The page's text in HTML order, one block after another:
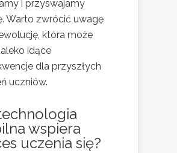
i przyswajamy
Warto zwrócić uwagę
która może
idące
dla przyszłych
uczniów.
wspiera
uczenia się?